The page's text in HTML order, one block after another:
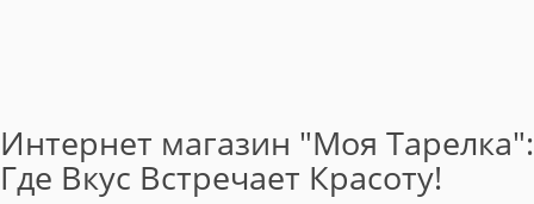
Интернет магазин "Моя Тарелка":
Где Вкус Встречает Красоту!